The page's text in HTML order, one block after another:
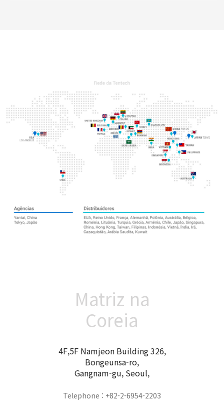
Matriz na
Coreia
4F,5F Namjeon Building 326,
Bongeunsa-ro,
Gangnam-gu, Seoul,
Telephone : +82-2-6954-2203